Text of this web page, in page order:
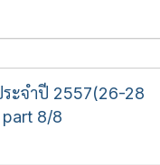
ระจำปี 2557(26-28
8/8